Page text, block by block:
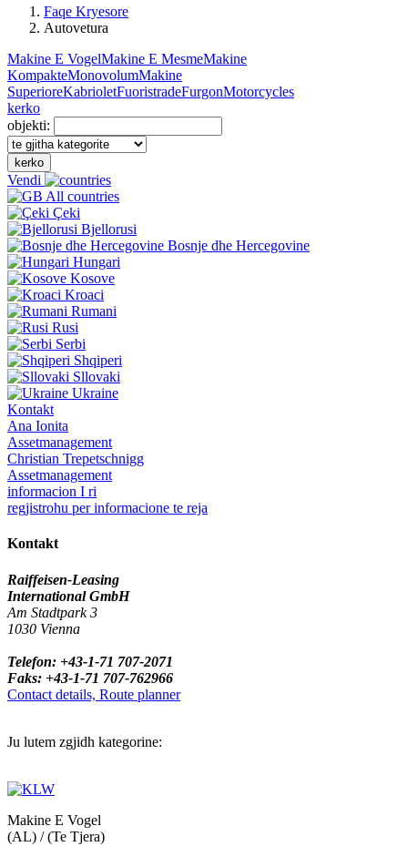
Faqe Kryesore
Autovetura
Makine E VogelMakine E MesmeMakine
KompakteMonovolumMakine
SuperioreKabrioletFuoristradeFurgonMotorcycles
kerko
objekti:
kerko
Vendi
All countries
Çeki
Bjellorusi
Bosnje dhe Hercegovine
Hungari
Kosove
Kroaci
Rumani
Rusi
Serbi
Shqiperi
Sllovaki
Ukraine
Kontakt
Ana Ionita
Assetmanagement
Christian Trepetschnigg
Assetmanagement
informacion I ri
regjistrohu per informacione te reja
Kontakt
Raiffeisen-Leasing
International GmbH
Am Stadtpark 3
1030 Vienna
Telefon: +43-1-71 707-2071
Faks: +43-1-71 707-762966
Contact details, Route planner
Ju lutem zgjidh kategorine:
Makine E Vogel
(AL) / (Te Tjera)